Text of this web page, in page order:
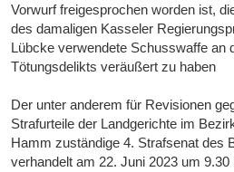
Vorwurf freigesprochen worden ist,
des damaligen Kasseler
Lübcke verwendete Schusswaffe an
Tötungsdelikts veräußert zu haben
Der unter anderem für Revisionen
Strafurteile der Landgerichte im
Hamm zuständige 4. Strafsenat des
verhandelt am 22. Juni 2023 um